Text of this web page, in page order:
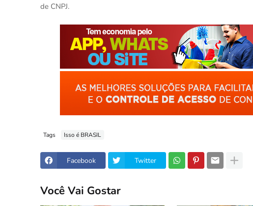
de CNPJ.
Tags Isso é BRASIL
Facebook Twitter
Você Vai Gostar